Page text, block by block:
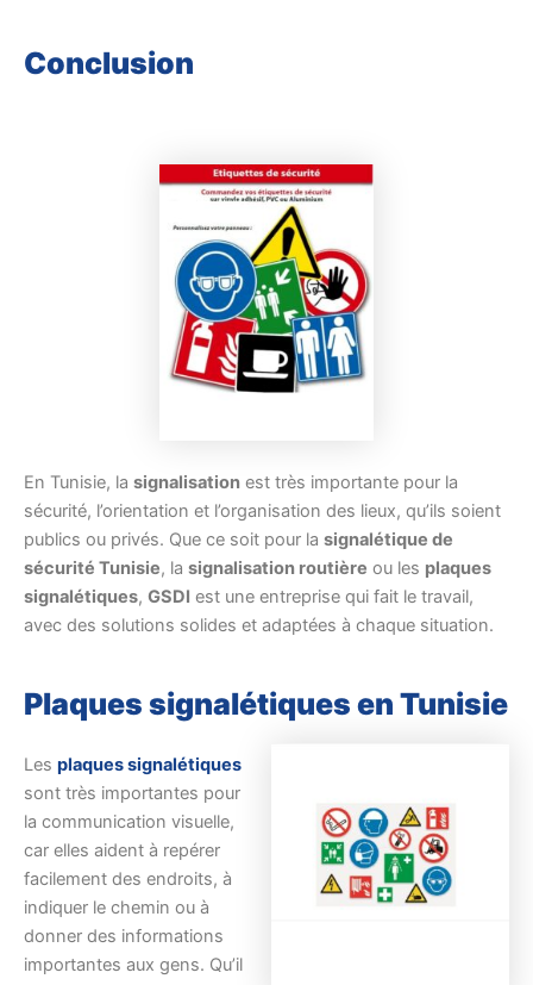
Conclusion
En Tunisie, la signalisation est très importante pour la
sécurité, l’orientation et l’organisation des lieux, qu’ils soient
publics ou privés. Que ce soit pour la signalétique de
sécurité Tunisie, la signalisation routière ou les plaques
signalétiques, GSDI est une entreprise qui fait le travail,
avec des solutions solides et adaptées à chaque situation.
Plaques signalétiques en Tunisie
Les plaques signalétiques
sont très importantes pour
la communication visuelle,
car elles aident à repérer
facilement des endroits, à
indiquer le chemin ou à
donner des informations
importantes aux gens. Qu’il